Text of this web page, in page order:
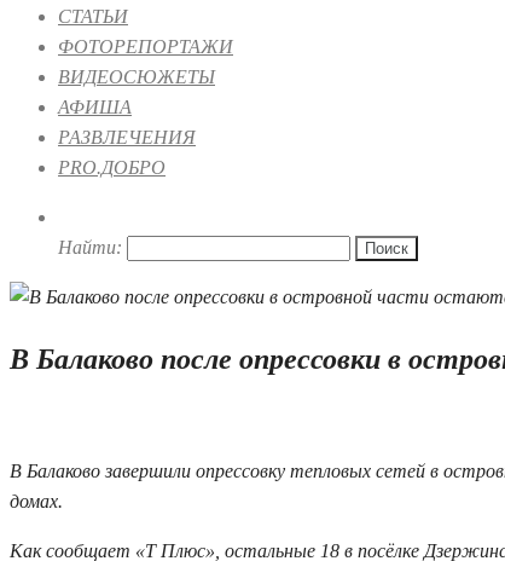
СТАТЬИ
ФОТОРЕПОРТАЖИ
ВИДЕОСЮЖЕТЫ
АФИША
РАЗВЛЕЧЕНИЯ
PRO.ДОБРО
Найти:
В Балаково после опрессовки в
В Балаково завершили опрессовку тепловых сетей в
домах.
Как сообщает «Т Плюс», остальные 18 в посёлке